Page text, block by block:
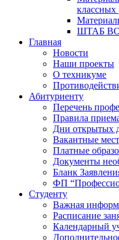
классных
ШТАБ
Главная
Новости
Наши проекты
О техникуме
Абитуриенту
Перечень
Правила
Дни открытых
Вакантные
Платные
Документы
Бланк
ФП
Студенту
Важная
Расписание
Календарный